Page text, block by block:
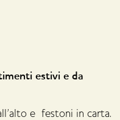
estivi e da
e festoni in carta.